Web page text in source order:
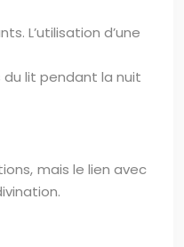
L’utilisation d’une
du lit pendant la nuit
mais le lien avec